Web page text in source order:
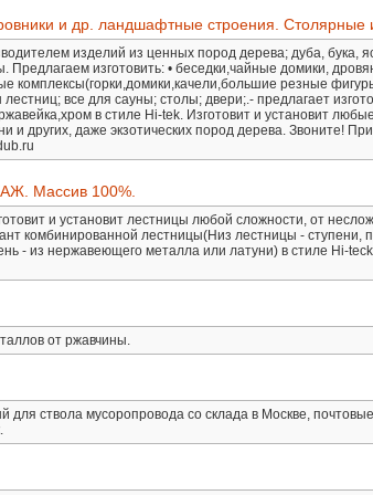
и др. ландшафтные строения. Столярные
изделий из ценных пород дерева; дуба, бука,
изготовить: • беседки,чайные домики,
комплексы(горки,домики,качели,большие резные
все для сауны; столы; двери;.- предлагает
в стиле Hi-tek. Изготовит и установит
и других, даже экзотических пород дерева. Звоните!
Массив 100%.
и установит лестницы любой сложности, от
комбинированной лестницы(Низ лестницы - ступени,
- из нержавеющего металла или латуни) в стиле Hi-
от ржавчины.
для ствола мусоропровода со склада в Москве,